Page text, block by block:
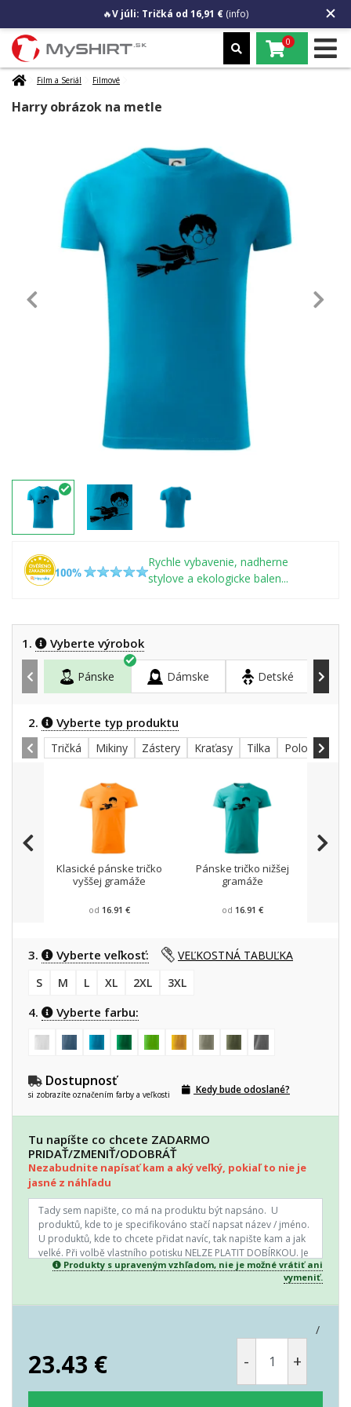
🔥V júli: Tričká od 16,91 € (info)
0
Film a Seriál Filmové
Harry obrázok na metle
Rychle vybavenie, nadherne
stylove a ekologicke balen...
1. Vyberte výrobok
Pánske Dámske Detské
2. Vyberte typ produktu
Tričká Mikiny Zástery Kraťasy Tilka Polokošele
Klasické pánske tričko
vyššej gramáže
od 16.91 €
Pánske tričko nižšej
gramáže
od 16.91 €
3. Vyberte veľkosť:
VEĽKOSTNÁ TABUĽKA
S
M L XL 2XL 3XL
4. Vyberte farbu:
Dostupnosť
si zobrazíte označením farby a veľkosti Kedy bude odoslané?
Tu napíšte co chcete ZADARMO
PRIDAŤ/ZMENIŤ/ODOBRÁŤ
Nezabudnite napísať kam a aký veľký, pokiaľ to nie je
jasné z náhľadu
Produkty s upraveným vzhľadom, nie je možné vrátiť ani
vymeniť.
/
23.43 € - +